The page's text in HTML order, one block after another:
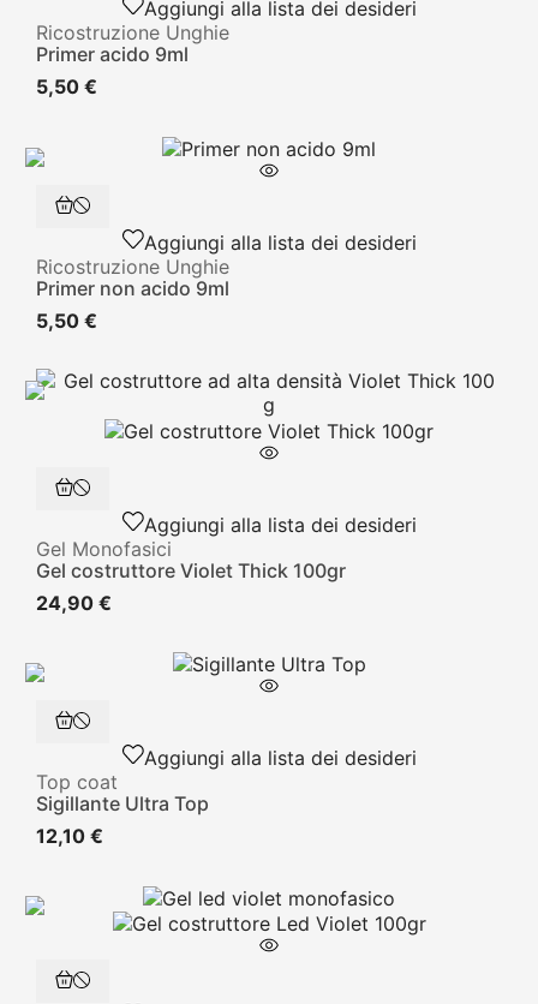
Aggiungi alla lista dei desideri
Ricostruzione Unghie
Primer acido 9ml
5,50 €
Aggiungi alla lista dei desideri
Ricostruzione Unghie
Primer non acido 9ml
5,50 €
Aggiungi alla lista dei desideri
Gel Monofasici
Gel costruttore Violet Thick 100gr
24,90 €
Aggiungi alla lista dei desideri
Top coat
Sigillante Ultra Top
12,10 €